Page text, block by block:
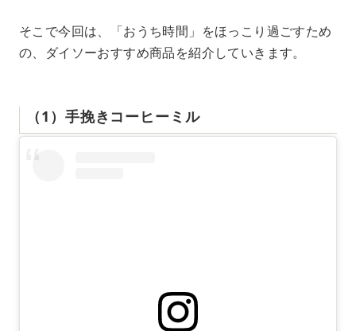
そこで今回は、「おうち時間」をほっこり過ごすため
の、ダイソーおすすめ商品を紹介していきます。
（1）手挽きコーヒーミル